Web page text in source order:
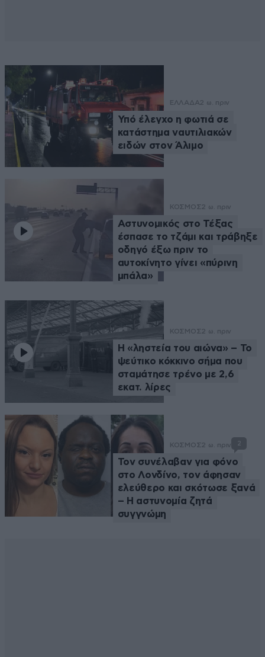
ΕΛΛΑΔΑ2 ω. πριν
Υπό έλεγχο η φωτιά σε
κατάστημα ναυτιλιακών
ειδών στον Άλιμο
ΚΟΣΜΟΣ2 ω. πριν
Αστυνομικός στο Τέξας
έσπασε το τζάμι και τράβηξε
οδηγό έξω πριν το
αυτοκίνητο γίνει «πύρινη
μπάλα»
ΚΟΣΜΟΣ2 ω. πριν
Η «ληστεία του αιώνα» – Το
ψεύτικο κόκκινο σήμα που
σταμάτησε τρένο με 2,6
εκατ. λίρες
ΚΟΣΜΟΣ2 ω. πριν 2
Τον συνέλαβαν για φόνο
στο Λονδίνο, τον άφησαν
ελεύθερο και σκότωσε ξανά
– Η αστυνομία ζητά
συγγνώμη